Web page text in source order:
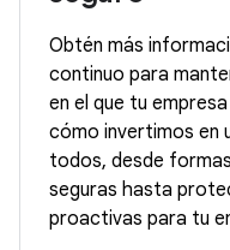
Obtén más
continuo para
en el que tu
cómo invertimos en
todos, desde
seguras hasta
proactivas para tu